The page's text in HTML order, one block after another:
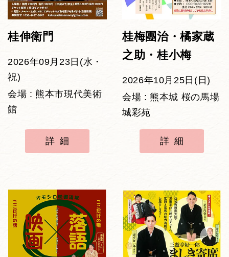
桂伸衛門
2026年09月23日(水・
祝)
会場 : 熊本市現代美術
館
詳細
桂梅團治・橘家蔵
之助・桂小梅
2026年10月25日(日)
会場 : 熊本城 桜の馬場
城彩苑
詳細